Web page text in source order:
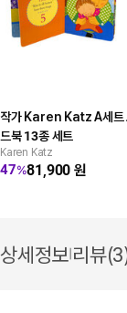
작가 Karen Katz A세트
드북 13종 세트
Karen Katz
47%81,900원
상세정보 리뷰